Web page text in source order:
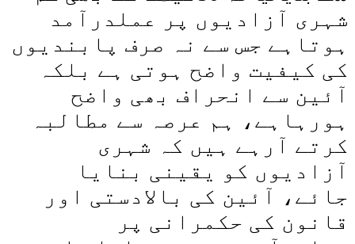
شہری آزادیوں پر عملدرآمد
ہوتاہے جس سے نہ صرف پابندیوں
کی کیفیت واضح ہوتی ہے بلکہ
آئین سے انحراف بھی واضح
ہورہاہے، ہم عرصہ سے مطالبہ
کرتے آرہے ہیں کہ شہری
آزادیوں کو یقینی بنایا
جائے، آئین کی بالادستی اور
قانون کی حکمرانی پر